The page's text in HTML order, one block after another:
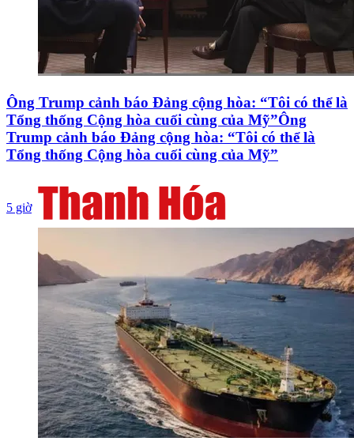
Ông Trump cảnh báo Đảng cộng hòa: “Tôi có thể là
Tổng thống Cộng hòa cuối cùng của Mỹ”Ông
Trump cảnh báo Đảng cộng hòa: “Tôi có thể là
Tổng thống Cộng hòa cuối cùng của Mỹ”
5 giờ